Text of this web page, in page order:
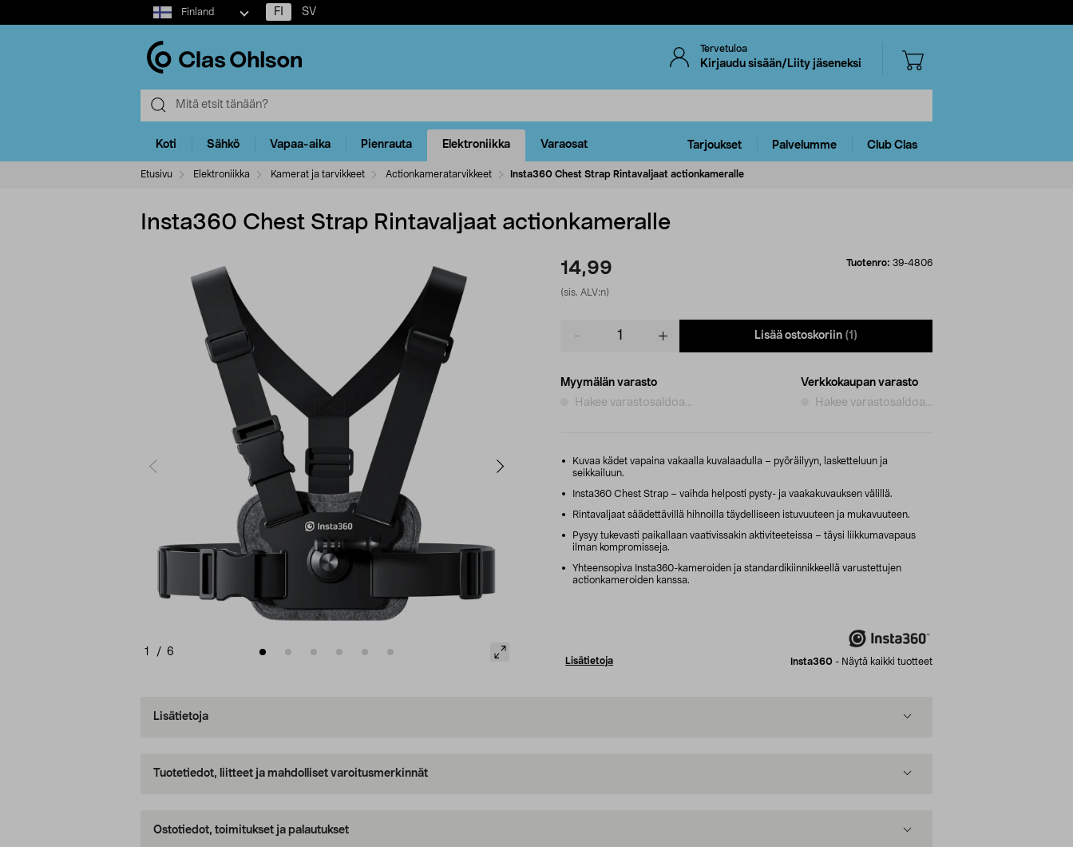
Select
market
Finland FI SV
Tervetuloa
Kirjaudu sisään/Liity jäseneksi
Koti Sähkö Vapaa-aika Pienrauta Elektroniikka Varaosat Tarjoukset Palvelumme Club Clas
Etusivu Elektroniikka Kamerat ja tarvikkeet Actionkameratarvikkeet Insta360 Chest Strap Rintavaljaat actionkameralle
Insta360 Chest Strap Rintavaljaat actionkameralle
1 / 6
14,99
(sis. ALV:n)
Tuotenro: 39-4806
Lisää ostoskoriin (1)
Myymälän varasto
Hakee varastosaldoa...
Verkkokaupan varasto
Hakee varastosaldoa...
Kuvaa kädet vapaina vakaalla kuvalaadulla – pyöräilyyn, lasketteluun ja
seikkailuun.
Insta360 Chest Strap – vaihda helposti pysty- ja vaakakuvauksen välillä.
Rintavaljaat säädettävillä hihnoilla täydelliseen istuvuuteen ja mukavuuteen.
Pysyy tukevasti paikallaan vaativissakin aktiviteeteissa – täysi liikkumavapaus
ilman kompromisseja.
Yhteensopiva Insta360-kameroiden ja standardikiinnikkeellä varustettujen
actionkameroiden kanssa.
Lisätietoja Insta360 - Näytä kaikki tuotteet
Lisätietoja
Tuotetiedot, liitteet ja mahdolliset varoitusmerkinnät
Ostotiedot, toimitukset ja palautukset